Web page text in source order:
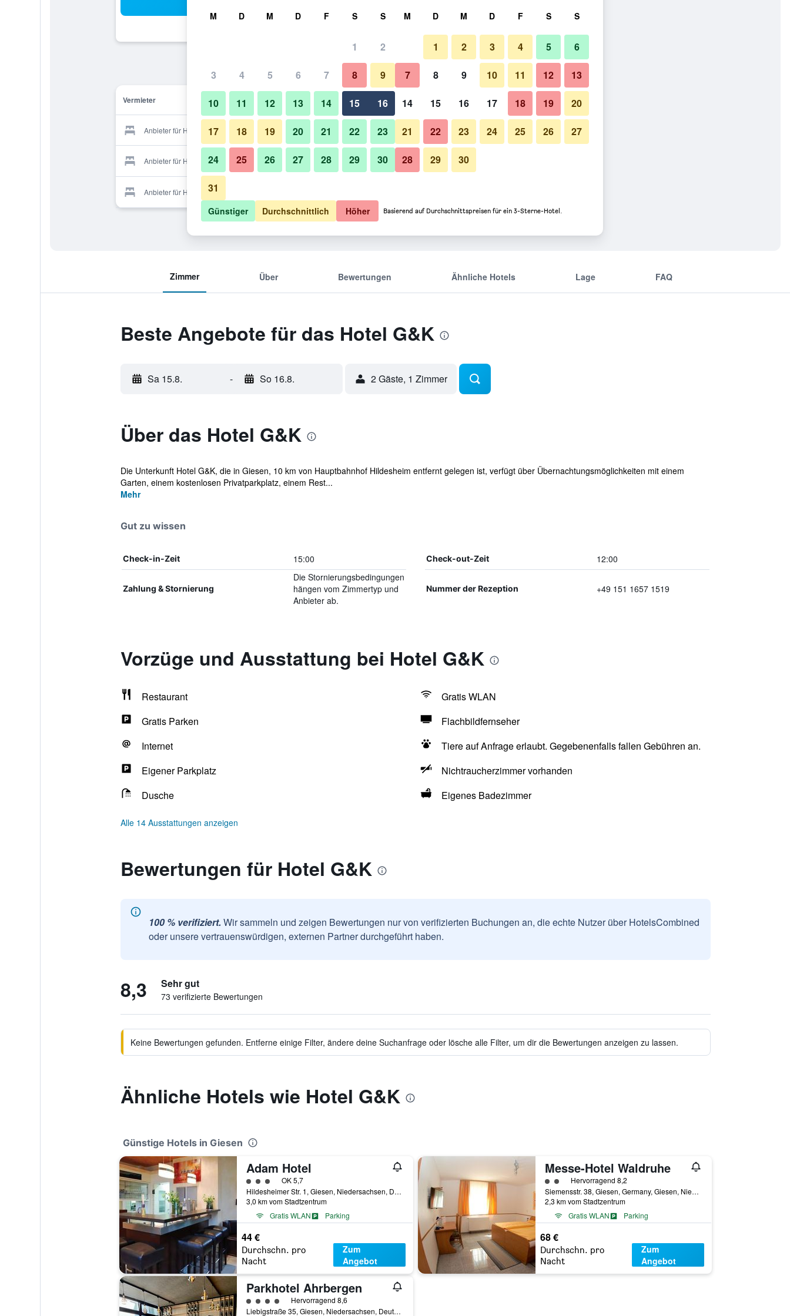
Vermieter
Anbieter für Hotel G&K Preise anzeigen
Anbieter für Hotel G&K Preise anzeigen
Anbieter für Hotel G&K
Zimmer Über Bewertungen Ähnliche Hotels Lage FAQ
Beste Angebote für das Hotel G&K
Sa 15.8. - So 16.8. 2 Gäste, 1 Zimmer
Über das Hotel G&K
Die Unterkunft Hotel G&K, die in Giesen, 10 km von Hauptbahnhof Hildesheim entfernt gelegen ist, verfügt über Übernachtungsmöglichkeiten mit einem
Garten, einem kostenlosen Privatparkplatz, einem Rest...
Mehr
Gut zu wissen
Check-in-Zeit 15:00 Check-out-Zeit 12:00
Zahlung & Stornierung
Die Stornierungsbedingungen
hängen vom Zimmertyp und
Anbieter ab.
Nummer der Rezeption +49 151 1657 1519
Vorzüge und Ausstattung bei Hotel G&K
Restaurant
Gratis WLAN
Gratis Parken
Flachbildfernseher
Internet
Tiere auf Anfrage erlaubt. Gegebenenfalls fallen Gebühren an.
Eigener Parkplatz
Nichtraucherzimmer vorhanden
Dusche
Eigenes Badezimmer
Alle 14 Ausstattungen anzeigen
Bewertungen für Hotel G&K
100 % verifiziert. Wir sammeln und zeigen Bewertungen nur von verifizierten Buchungen an, die echte Nutzer über HotelsCombined
oder unsere vertrauenswürdigen, externen Partner durchgeführt haben.
8,3 Sehr gut
73 verifizierte Bewertungen
Keine Bewertungen gefunden. Entferne einige Filter, ändere deine Suchanfrage oder lösche alle Filter, um dir die Bewertungen anzeigen zu lassen.
Ähnliche Hotels wie Hotel G&K
Günstige Hotels in Giesen
Adam Hotel
Bewertungskategorie 3
OK 5,7
Hildesheimer Str. 1, Giesen, Niedersachsen, Deutschland
3,0 km vom Stadtzentrum
Gratis WLAN
Parking
44 €
Durchschn. pro
Nacht
Zum
Angebot
Messe-Hotel Waldruhe
Bewertungskategorie 2
Hervorragend 8,2
Siemensstr. 38, Giesen, Germany, Giesen, Niedersachsen, Deutschland
2,3 km vom Stadtzentrum
Gratis WLAN
Parking
68 €
Durchschn. pro
Nacht
Zum
Angebot
Parkhotel Ahrbergen
Bewertungskategorie 4
Hervorragend 8,6
Liebigstraße 35, Giesen, Niedersachsen, Deutschland
M D M D F S S
1 2
3 4 5 6 7 8 9
10 11 12 13 14 15 16
17 18 19 20 21 22 23
24 25 26 27 28 29 30
31
M D M D F S S
1 2 3 4 5 6
7 8 9 10 11 12 13
14 15 16 17 18 19 20
21 22 23 24 25 26 27
28 29 30
Günstiger Durchschnittlich Höher Basierend auf Durchschnittspreisen für ein 3-Sterne-Hotel.